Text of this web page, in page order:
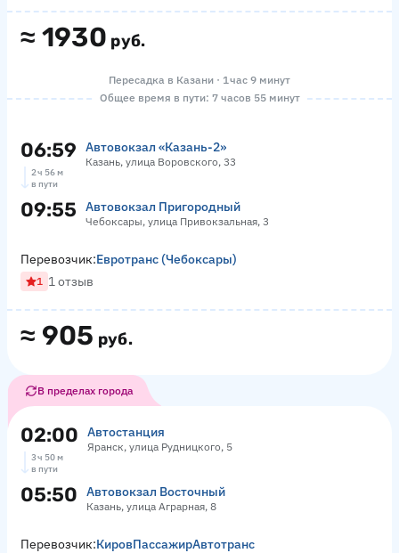
≈ 1930 руб.
Пересадка в Казани · 1 час 9 минут
Общее время в пути: 7 часов 55 минут
06:59 Автовокзал «‎Казань-2»
Казань, улица Воровского, 33
2 ч 56 м
в пути
09:55 Автовокзал Пригородный
Чебоксары, улица Привокзальная, 3
≈ 905 руб.
Перевозчик:Евротранс (Чебоксары)
1 1 отзыв
В пределах города
02:00 Автостанция
Яранск, улица Рудницкого, 5
3 ч 50 м
в пути
05:50 Автовокзал Восточный
Казань, улица Аграрная, 8
Перевозчик:КировПассажирАвтотранс